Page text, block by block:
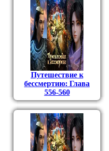
Путешествие к
бессмертию: Глава
556-560